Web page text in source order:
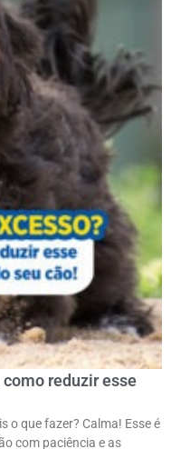
reduzir esse
o que fazer? Calma! Esse é
com paciência e as